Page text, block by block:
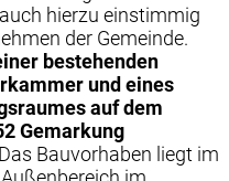
hierzu einstimmig
der Gemeinde.
bestehenden
und eines
auf dem
Gemarkung
Das Bauvorhaben liegt im